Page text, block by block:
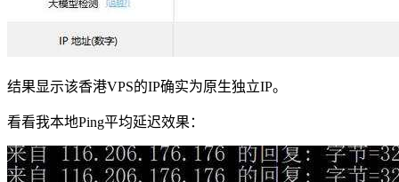
结果显示该香港VPS的IP确实为原生独立IP。
看看我本地Ping平均延迟效果：